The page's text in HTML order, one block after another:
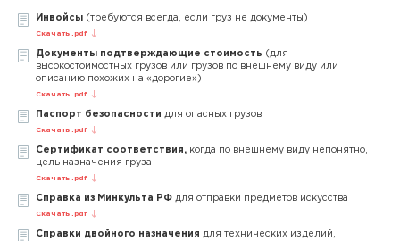
Инвойсы (требуются всегда, если груз не документы)
Скачать .pdf
Документы подтверждающие стоимость (для
высокостоимостных грузов или грузов по внешнему виду или
описанию похожих на «дорогие»)
Скачать .pdf
Паспорт безопасности для опасных грузов
Скачать .pdf
Сертификат соответствия, когда по внешнему виду непонятно,
цель назначения груза
Скачать .pdf
Справка из Минкульта РФ для отправки предметов искусства
Скачать .pdf
Справки двойного назначения для технических изделий,